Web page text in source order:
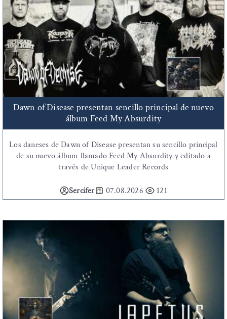
Dawn of Disease presentan sencillo principal de nuevo
álbum Feed My Absurdity
Los daneses de Dawn of Disease presentan su sencillo principal
de su nuevo álbum llamado Feed My Absurdity y editado a
través de Unique Leader Records
Sercifer 07.08.2026 121